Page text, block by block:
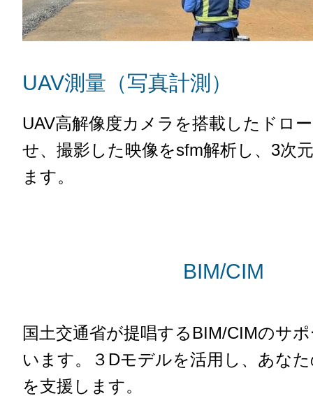
UAV測量（写真計測）
UAV高解像度カメラを搭載したドロ
せ、撮影した映像をsfm解析し、3次
ます。
BIM/CIM
国土交通省が提唱するBIM/CIMのサ
います。３Dモデルを活用し、あな
を支援します。